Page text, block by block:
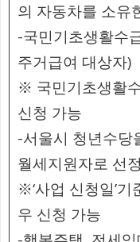
의 자동차를 소유
-국민기초생활수
주거급여 대상자)
※ 국민기초생활
신청 가능
-서울시 청년수당
월세지원자로 선
※‘사업 신청일’
우 신청 가능